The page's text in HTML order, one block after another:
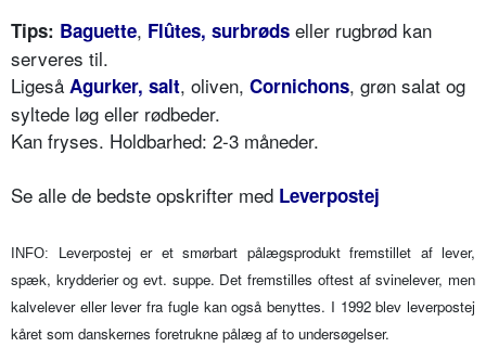
Tips: Baguette, Flûtes, surbrøds eller rugbrød kan
serveres til.
Ligeså Agurker, salt, oliven, Cornichons, grøn salat og
syltede løg eller rødbeder.
Kan fryses. Holdbarhed: 2-3 måneder.
Se alle de bedste opskrifter med Leverpostej
INFO: Leverpostej er et smørbart pålægsprodukt fremstillet af lever,
spæk, krydderier og evt. suppe. Det fremstilles oftest af svinelever, men
kalvelever eller lever fra fugle kan også benyttes. I 1992 blev leverpostej
kåret som danskernes foretrukne pålæg af to undersøgelser.